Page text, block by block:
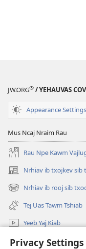
Privacy Settings
JW.ORG® / YEHAUVAS
Appearance Settings
Mus Ncaj Nraim Rau
Rau Npe Kawm
Nrhiav ib txojkev sib
(opens
new
window)
Nrhiav ib rooj sib
(opens
new
window)
Tej Uas Tawm Tshiab
Yeeb Yaj Kiab
Nrhiav